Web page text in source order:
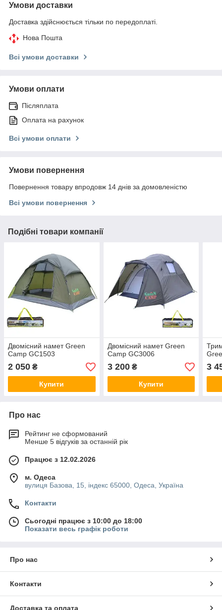
Умови доставки
Доставка здійснюється тільки по передоплаті.
Нова Пошта
Всі умови доставки
Умови оплати
Післяплата
Оплата на рахунок
Всі умови оплати
Умови повернення
Повернення товару впродовж 14 днів за домовленістю
Всі умови повернення
Подібні товари компанії
Двомісний намет Green
Camp GC1503
2 050 ₴
Купити
Двомісний намет Green
Camp GC3006
3 200₴
Купити
3
Про нас
Рейтинг не сформований
Менше 5 відгуків за останній рік
Працює з 12.02.2026
м. Одеса
вулиця Базова, 15, індекс 65000, Одеса, Україна
Контакти
Сьогодні працює з 10:00 до 18:00
Показати весь графік роботи
Про нас
Контакти
Доставка та оплата